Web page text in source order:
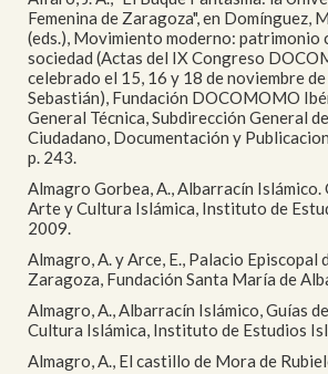
Femenina de Zaragoza", en Domínguez,
(eds.), Movimiento moderno: patrimonio
sociedad (Actas del IX Congreso
celebrado el 15, 16 y 18 de noviembre
Sebastián), Fundación DOCOMOMO
General Técnica, Subdirección General
Ciudadano, Documentación y
p. 243.
Almagro Gorbea, A., Albarracín
Arte y Cultura Islámica, Instituto de
2009.
Almagro, A. y Arce, E., Palacio Episcopal
Zaragoza, Fundación Santa María de
Almagro, A., Albarracín Islámico, Guías
Cultura Islámica, Instituto de Estudios
Almagro, A., El castillo de Mora de